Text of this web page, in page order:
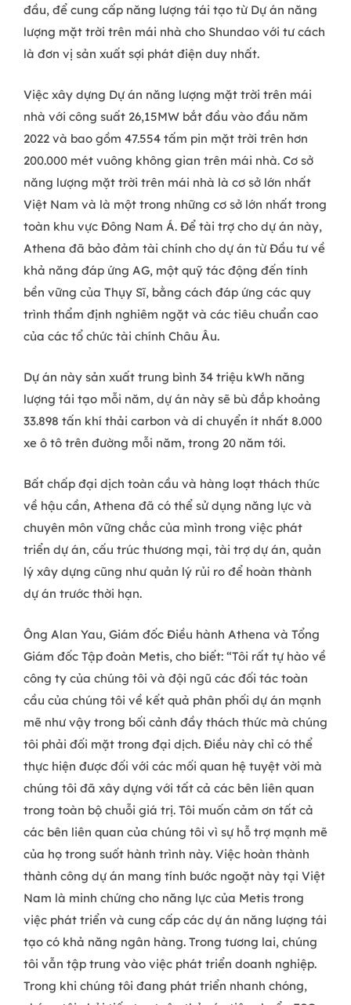
đầu, để cung cấp năng lượng tái tạo từ Dự án năng
lượng mặt trời trên mái nhà cho Shundao với tư cách
là đơn vị sản xuất sợi phát điện duy nhất.
Việc xây dựng Dự án năng lượng mặt trời trên mái
nhà với công suất 26,15MW bắt đầu vào đầu năm
2022 và bao gồm 47.554 tấm pin mặt trời trên hơn
200.000 mét vuông không gian trên mái nhà. Cơ sở
năng lượng mặt trời trên mái nhà là cơ sở lớn nhất
Việt Nam và là một trong những cơ sở lớn nhất trong
toàn khu vực Đông Nam Á. Để tài trợ cho dự án này,
Athena đã bảo đảm tài chính cho dự án từ Đầu tư về
khả năng đáp ứng AG, một quỹ tác động đến tính
bền vững của Thụy Sĩ, bằng cách đáp ứng các quy
trình thẩm định nghiêm ngặt và các tiêu chuẩn cao
của các tổ chức tài chính Châu Âu.
Dự án này sản xuất trung bình 34 triệu kWh năng
lượng tái tạo mỗi năm, dự án này sẽ bù đắp khoảng
33.898 tấn khí thải carbon và di chuyển ít nhất 8.000
xe ô tô trên đường mỗi năm, trong 20 năm tới.
Bất chấp đại dịch toàn cầu và hàng loạt thách thức
về hậu cần, Athena đã có thể sử dụng năng lực và
chuyên môn vững chắc của mình trong việc phát
triển dự án, cấu trúc thương mại, tài trợ dự án, quản
lý xây dựng cũng như quản lý rủi ro để hoàn thành
dự án trước thời hạn.
Ông Alan Yau, Giám đốc Điều hành Athena và Tổng
Giám đốc Tập đoàn Metis, cho biết: “Tôi rất tự hào về
công ty của chúng tôi và đội ngũ các đối tác toàn
cầu của chúng tôi về kết quả phân phối dự án mạnh
mẽ như vậy trong bối cảnh đầy thách thức mà chúng
tôi phải đối mặt trong đại dịch. Điều này chỉ có thể
thực hiện được đối với các mối quan hệ tuyệt vời mà
chúng tôi đã xây dựng với tất cả các bên liên quan
trong toàn bộ chuỗi giá trị. Tôi muốn cảm ơn tất cả
các bên liên quan của chúng tôi vì sự hỗ trợ mạnh mẽ
của họ trong suốt hành trình này. Việc hoàn thành
thành công dự án mang tính bước ngoặt này tại Việt
Nam là minh chứng cho năng lực của Metis trong
việc phát triển và cung cấp các dự án năng lượng tái
tạo có khả năng ngân hàng. Trong tương lai, chúng
tôi vẫn tập trung vào việc phát triển doanh nghiệp.
Trong khi chúng tôi đang phát triển nhanh chóng,